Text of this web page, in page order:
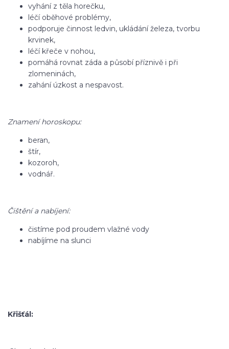
vyhání z těla horečku,
léčí oběhové problémy,
podporuje činnost ledvin, ukládání železa, tvorbu
krvinek,
léčí křeče v nohou,
pomáhá rovnat záda a působí příznivě i při
zlomeninách,
zahání úzkost a nespavost.
Znamení horoskopu:
beran,
štír,
kozoroh,
vodnář.
Čištění a nabíjení:
čistíme pod proudem vlažné vody
nabíjíme na slunci
Křišťál: